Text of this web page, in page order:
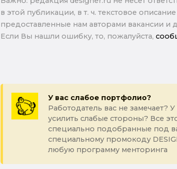
в этой публикации, в т. ч. текстовое
предоставленные нам авторами вакансии и
Если Вы нашли ошибку, то, пожалуйста,
У вас слабое портфолио?
Работодатель вас не замечает?
усилить слабые стороны? Все
специально подобранные под
специальному промокоду
любую программу менторинга